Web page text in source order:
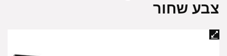
צבע שחור